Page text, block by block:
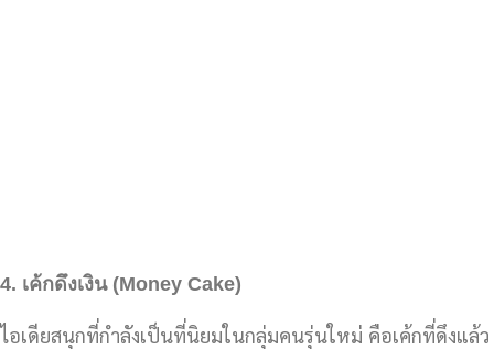
4. เค้กดึงเงิน (Money Cake)
ไอเดียสนุกที่กำลังเป็นที่นิยมในกลุ่มคนรุ่นใหม่ คือเค้กที่ดึงแล้ว